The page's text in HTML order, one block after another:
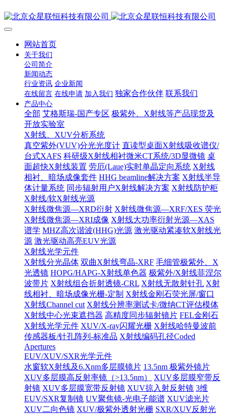
网站首页
关于我们
公司简介
新闻动态
行业资讯 企业新闻
在线留言 在线申请 加入我们 独家合作伙伴 联系我们
产品中心
全部 艾格斯瑞-国产专区 极紫外、X射线等产品现货及
开放实验室
X射线、XUV分析系统
真空紫外(VUV)分光光度计 直读型桌面X射线吸收谱仪/
台式XAFS 科研级X射线相衬微米CT系统/3D显微镜 桌
面超快X射线装置 劳厄(Laue)实时单晶定向系统 X射线
相衬、暗场成像套件 HHG beamline解决方案 X射线半导
体计量系统 同步辐射用户X射线解决方案 X射线防护柜
X射线/软X射线光源
X射线微焦源—XRD衍射 X射线微焦源—XRF/XES 荧光
X射线微焦源—XRI成像 X射线大功率衍射光源—XAS
谱学 MHZ高次谐波(HHG)光源 激光驱动紧凑软X射线光
源 激光驱动高亮EUV光源
X射线光学元件
X射线分光晶体 双曲X射线弯晶-XRF 毛细管极紫外、X
光透镜 HOPG/HAPG-X射线单色器 极紫外/X射线菲涅尔
波带片 X射线组合折射透镜-CRL X射线无散射针孔 X射
线相衬、暗场成像光栅-定制 X射线金刚石荧光屏/窗口
X射线Channel cut X射线分辨率测试卡/微纳CT评估模体
X射线中心光束遮挡器 高精度同步辐射镜片 FEL金刚石
X射线光学元件 XUV/X-ray闪耀光栅 X射线哈特曼波前
传感器板/针孔阵列-标准品 X射线编码孔径Coded
Apertures
EUV/XUV/SXR光学元件
水窗软X射线及6.Xnm多层膜镜片 13.5nm 极紫外镜片
XUV多层膜高反射率镜（>13.5nm）
XUV多层膜窄带反
射镜 XUV多层膜宽带反射镜 XUV掠入射反射镜 3维
EUV/SXR复制镜 UV聚焦镜-光电子能谱 XUV滤光片
XUV二向色镜 XUV/极紫外透射光栅 SXR/XUV反射光